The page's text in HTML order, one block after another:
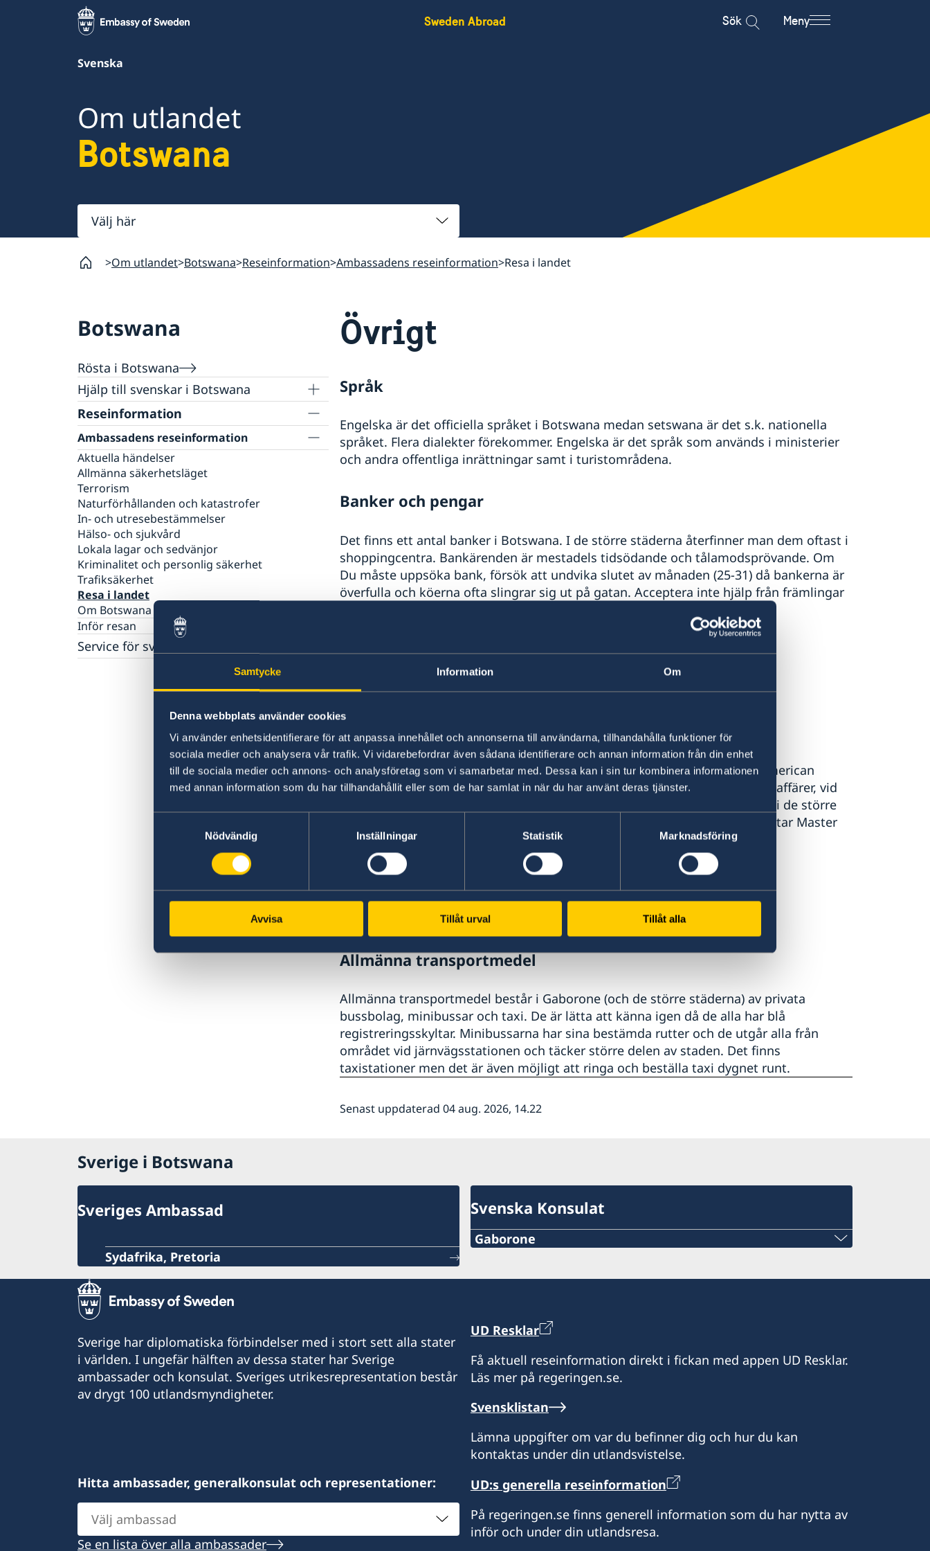
Samtycke Information Om
Denna webbplats använder cookies
Vi använder enhetsidentifierare för att anpassa innehållet och annonserna till användarna, tillhandahålla funktioner för
sociala medier och analysera vår trafik. Vi vidarebefordrar även sådana identifierare och annan information från din enhet
till de sociala medier och annons- och analysföretag som vi samarbetar med. Dessa kan i sin tur kombinera informationen
med annan information som du har tillhandahållit eller som de har samlat in när du har använt deras tjänster.
Nödvändig
Inställningar Statistik Marknadsföring
Avvisa Tillåt urval Tillåt alla
Sweden Abroad Sök Meny
Svenska
Om utlandet
Botswana
Välj
här
Om utlandet Botswana Reseinformation Ambassadens reseinformation Resa i landet
Botswana
Rösta i Botswana
Hjälp till svenskar i Botswana
Rösta i Botswana
Pass utomlands
Förnyelse av pass för vuxna
Förnyelse av pass för barn under 18 år
Samordningsnummer
Nationellt id-kort
Provisoriskt pass
Ansökan om pass för barn under 18 år
Botsanansk-Svensk Vänförening
Hjälp kring medborgarskap
Akut hjälp
Reseinformation
Ambassadens reseinformation
Aktuella händelser
Allmänna säkerhetsläget
Terrorism
Naturförhållanden och katastrofer
In- och utresebestämmelser
Hälso- och sjukvård
Lokala lagar och sedvänjor
Kriminalitet och personlig säkerhet
Trafiksäkerhet
Resa i landet
Om Botswana
Inför resan
Service för svenska företag
Övrigt
Språk
Engelska är det officiella språket i Botswana medan setswana är det s.k. nationella
språket. Flera dialekter förekommer. Engelska är det språk som används i ministerier
och andra offentliga inrättningar samt i turistområdena.
Banker och pengar
Det finns ett antal banker i Botswana. I de större städerna återfinner man dem oftast i
shoppingcentra. Bankärenden är mestadels tidsödande och tålamodsprövande. Om
Du måste uppsöka bank, försök att undvika slutet av månaden (25-31) då bankerna är
överfulla och köerna ofta slingrar sig ut på gatan. Acceptera inte hjälp från främlingar
Valuta
Valutan i Botswana är Pula (= 100 thebe) och kan ej växlas utanför landet.
Kreditkort
De vanligaste kreditkorten, Visa och Master Card (på vissa ställen även American
Express), accepteras i banker, på hotell och större restauranger, i de flesta affärer, vid
hyra av bil, hos resebyråerna och på flygplatserna. Uttagsautomater finns i de större
städerna. I dessa är det dock främst Visa som accepteras. Endast ett fåtal tar Master
Card.
Svenska kronor går ej att växla i Botswana.
Försäkra dig också om att du alltid bär på någon form av ID-handling.
Allmänna transportmedel
Allmänna transportmedel består i Gaborone (och de större städerna) av privata
bussbolag, minibussar och taxi. De är lätta att känna igen då de alla har blå
registreringsskyltar. Minibussarna har sina bestämda rutter och de utgår alla från
området vid järnvägsstationen och täcker större delen av staden. Det finns
taxistationer men det är även möjligt att ringa och beställa taxi dygnet runt.
Senast uppdaterad 04 aug. 2026, 14.22
Sverige i Botswana
Sveriges Ambassad
Sydafrika, Pretoria
Svenska Konsulat
Gaborone
Sanitas Nursery
Gaborone
Endast förbokade möten
Kent Nilsson
Sverige har diplomatiska förbindelser med i stort sett alla stater
i världen. I ungefär hälften av dessa stater har Sverige
ambassader och konsulat. Sveriges utrikesrepresentation består
av drygt 100 utlandsmyndigheter.
Hitta ambassader, generalkonsulat och representationer:
Välj
ambassad
Se en lista över alla ambassader
UD Resklar
Få aktuell reseinformation direkt i fickan med appen UD Resklar.
Läs mer på regeringen.se.
Svensklistan
Lämna uppgifter om var du befinner dig och hur du kan
kontaktas under din utlandsvistelse.
UD:s generella reseinformation
På regeringen.se finns generell information som du har nytta av
inför och under din utlandsresa.